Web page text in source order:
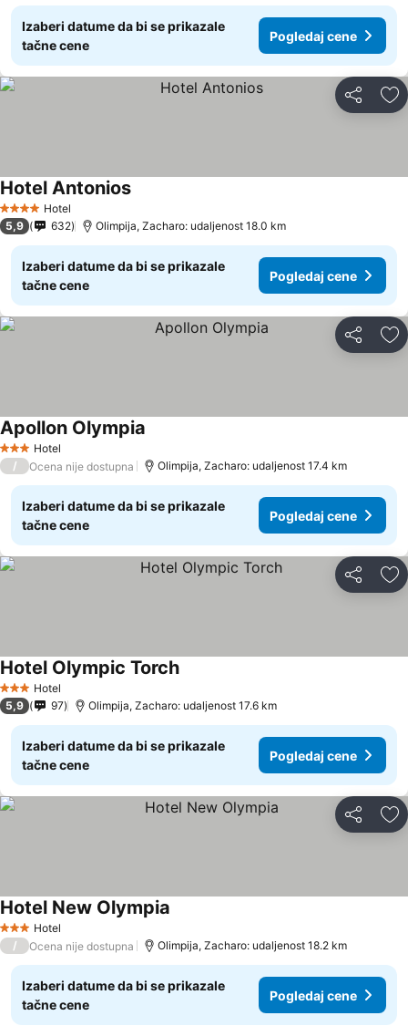
Izaberi datume da bi se prikazale
tačne cene
Pogledaj cene
Deli
4 ZvezdiceHotel
Hotel Antonios
5,9 632 Olimpija, Zacharo: udaljenost 18.0 km
Izaberi datume da bi se prikazale
tačne cene
Pogledaj cene
Deli
3 Zvezdice
Hotel
Apollon Olympia
/ Ocena nije dostupna Olimpija, Zacharo: udaljenost 17.4 km
Izaberi datume da bi se prikazale
tačne cene
Pogledaj cene
Deli
3 Zvezdice
Hotel
Hotel Olympic Torch
5,9 97 Olimpija, Zacharo: udaljenost 17.6 km
Izaberi datume da bi se prikazale
tačne cene
Pogledaj cene
Deli
3 Zvezdice
Hotel
Hotel New Olympia
/ Ocena nije dostupna Olimpija, Zacharo: udaljenost 18.2 km
Izaberi datume da bi se prikazale
tačne cene
Pogledaj cene